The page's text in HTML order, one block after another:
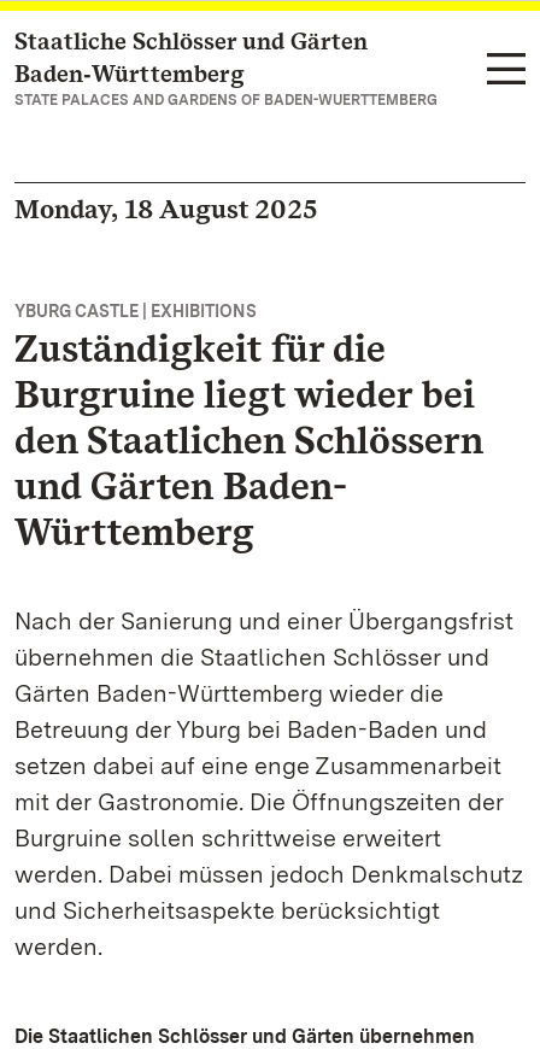
Navigate to main page
Staatliche Schlösser und Gärten
Baden‑Württemberg
STATE PALACES AND GARDENS OF BADEN-WUERTTEMBERG
Monday, 18 August 2025
YBURG CASTLE | EXHIBITIONS
Zuständigkeit für die
Burgruine liegt wieder bei
den Staatlichen Schlössern
und Gärten Baden-
Württemberg
Nach der Sanierung und einer Übergangsfrist
übernehmen die Staatlichen Schlösser und
Gärten Baden-Württemberg wieder die
Betreuung der Yburg bei Baden-Baden und
setzen dabei auf eine enge Zusammenarbeit
mit der Gastronomie. Die Öffnungszeiten der
Burgruine sollen schrittweise erweitert
werden. Dabei müssen jedoch Denkmalschutz
und Sicherheitsaspekte berücksichtigt
werden.
Die Staatlichen Schlösser und Gärten übernehmen